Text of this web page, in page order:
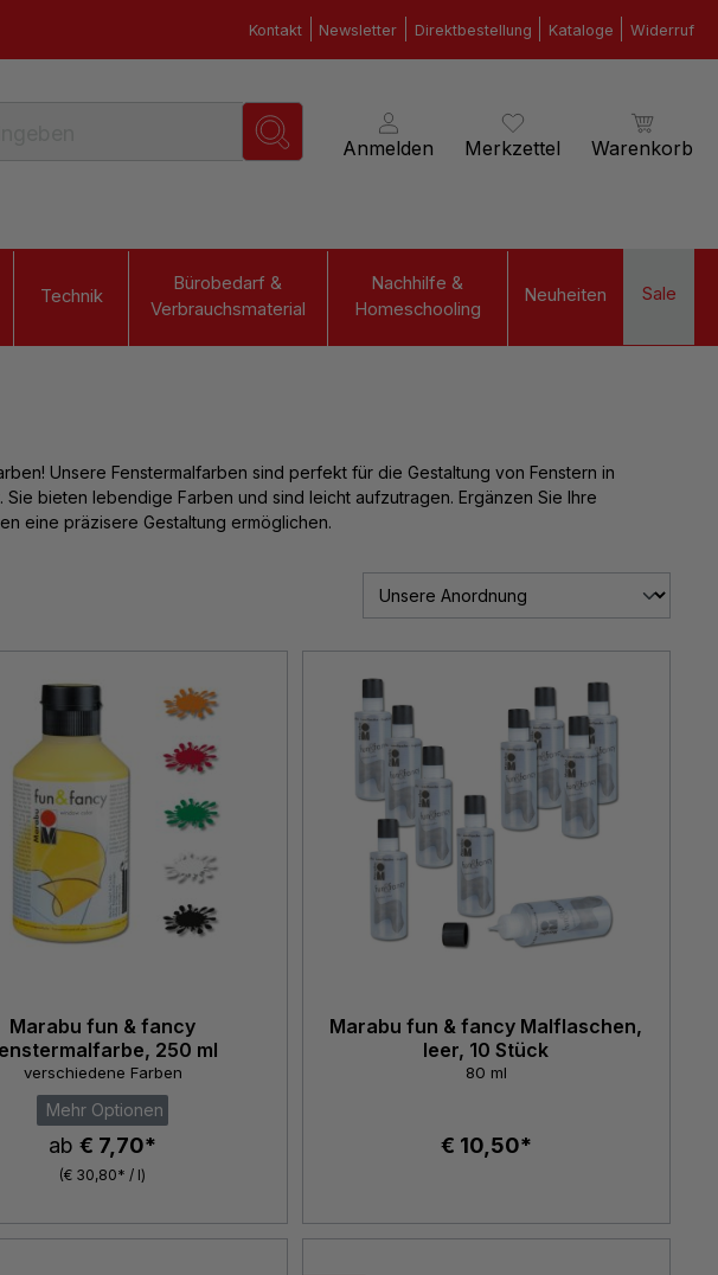
Kontakt Newsletter Direktbestellung Kataloge Widerruf
Anmelden Merkzettel Warenkorb
Technik
Bürobedarf &
Verbrauchsmaterial
Nachhilfe &
Homeschooling
Neuheiten Sale
! Unsere Fenstermalfarben sind perfekt für die Gestaltung von Fenstern in
bieten lebendige Farben und sind leicht aufzutragen. Ergänzen Sie Ihre
eine präzisere Gestaltung ermöglichen.
Marabu fun & fancy
250 ml
verschiedene Farben
Mehr Optionen
ab€ 7,70*
(€ 30,80* / l)
Marabu fun & fancy Malflaschen,
leer, 10 Stück
80 ml
€ 10,50*